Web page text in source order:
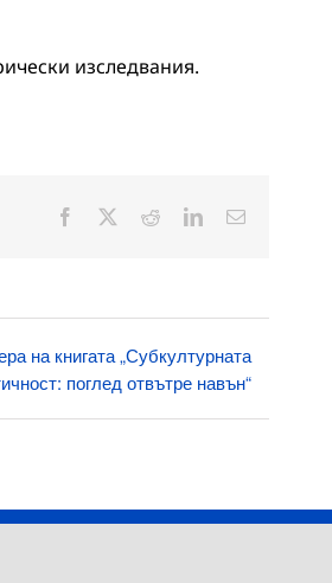
изследвания.
Facebook RedditLinkedInЕлектронна
на книгата „Субкултурната
поглед отвътре навън“